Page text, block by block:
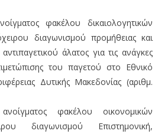
φακέλου δικαιολογητικών
διαγωνισμού προμήθειας και
άλατος για τις ανάγκες
του παγετού στο Εθνικό
Δυτικής Μακεδονίας (αριθμ.
φακέλου οικονομικών
διαγωνισμού Επιστημονική,